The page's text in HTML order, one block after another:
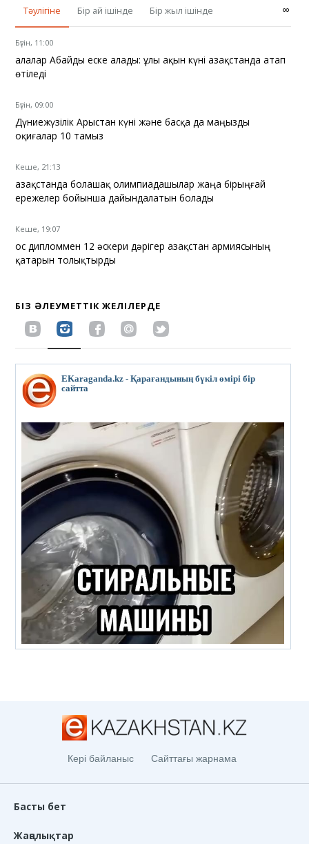
Тәулігіне
Бір ай ішінде Бір жыл ішінде ∞
Бүгін, 11:00
Қалалар Абайды еске алады: ұлы ақын күні Қазақстанда атап
өтіледі
Бүгін, 09:00
Дүниежүзілік Арыстан күні және басқа да маңызды
оқиғалар 10 тамыз
Кеше, 21:13
Қазақстанда болашақ олимпиадашылар жаңа бірыңғай
ережелер бойынша дайындалатын болады
Кеше, 19:07
Қос дипломмен 12 әскери дәрігер Қазақстан армиясының
қатарын толықтырды
БІЗ ӘЛЕУМЕТТІК ЖЕЛІЛЕРДЕ
EKaraganda.kz - Қарағандының бүкіл өмірі бір
сайтта
Кері байланыс Сайттағы жарнама
Басты бет
Жаңалықтар